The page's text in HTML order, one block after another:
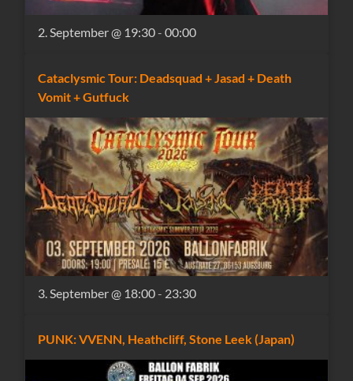
2. September @ 19:30-00:00
Cataclysmic Tour: Deadsquad + Jasad + Death
Vomit + Gutfuck
3. September @ 18:00- 23:30
PUNK: VVENN, Heathcliff, Stone Leek (Japan)